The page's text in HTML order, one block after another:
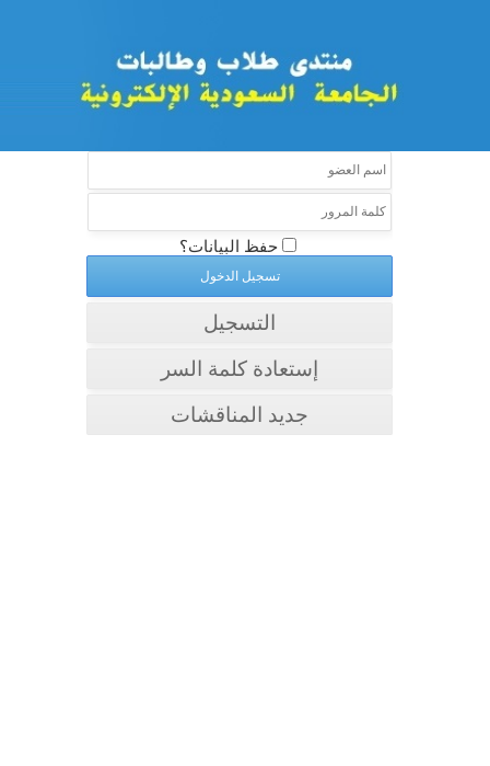
حفظ البيانات؟
التسجيل
إستعادة كلمة السر
جديد المناقشات